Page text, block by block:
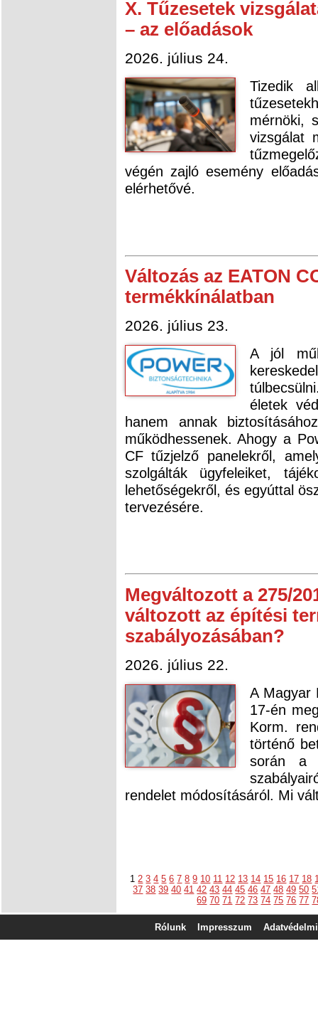
X. Tűzesetek
– az előadások
2026. július 24.
Tizedik
mérnöki,
vizsgálat
végén zajló esemény
elérhetővé.
Változás az EATON
termékkínálatban
2026. július 23.
A jól
életek
hanem annak
működhessenek. Ahogy a
CF tűzjelző panelekről,
szolgálták ügyfeleiket,
lehetőségekről, és egyúttal
tervezésére.
Megváltozott a 275/
változott az építési
szabályozásában?
2026. július 22.
A Magyar
17-én
Korm.
történő
során a
rendelet módosításáról. Mi
1 2 3 4 5 6 7 8 9 10 11 12 13 14 15 16 17 18
37 38 39 40 41 42 43 44 45 46 47 48 49 50
69 70 71 72 73 74 75 76 77
Rólunk Impresszum